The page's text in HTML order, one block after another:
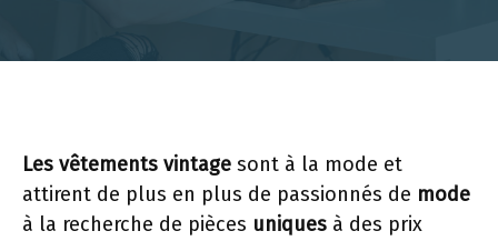
Les vêtements vintage sont à la mode et
attirent de plus en plus de passionnés de mode
à la recherche de pièces uniques à des prix